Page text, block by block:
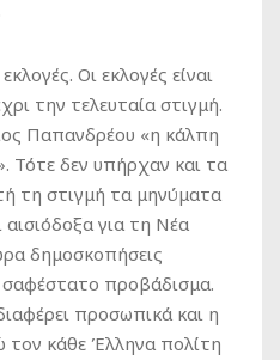
Οι εκλογές είναι
την τελευταία στιγμή.
Παπανδρέου «η κάλπη
Τότε δεν υπήρχαν και τα
τη στιγμή τα μηνύματα
αισιόδοξα για τη Νέα
δημοσκοπήσεις
σαφέστατο προβάδισμα.
προσωπικά και η
κάθε Έλληνα πολίτη